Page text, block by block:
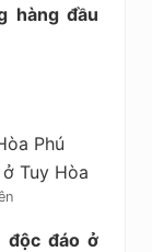
hàng đầu
độc đáo ở